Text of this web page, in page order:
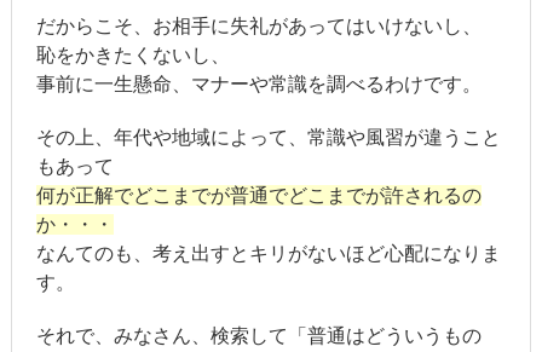
だからこそ、お相手に失礼があってはいけないし、
恥をかきたくないし、
事前に一生懸命、マナーや常識を調べるわけです。
その上、年代や地域によって、常識や風習が違うこと
もあって
何が正解でどこまでが普通でどこまでが許されるの
か・・・
なんてのも、考え出すとキリがないほど心配になりま
す。
それで、みなさん、検索して「普通はどういうもの